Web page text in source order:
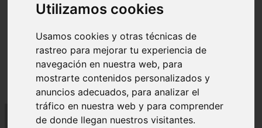
Utilizamos cookies
Usamos cookies y otras técnicas de
rastreo para mejorar tu experiencia de
navegación en nuestra web, para
mostrarte contenidos personalizados y
anuncios adecuados, para analizar el
tráfico en nuestra web y para comprender
de donde llegan nuestros visitantes.
En África harán lo que parecía imposible: Utilizarán
moléculas de agua para cocinar sus alimentos